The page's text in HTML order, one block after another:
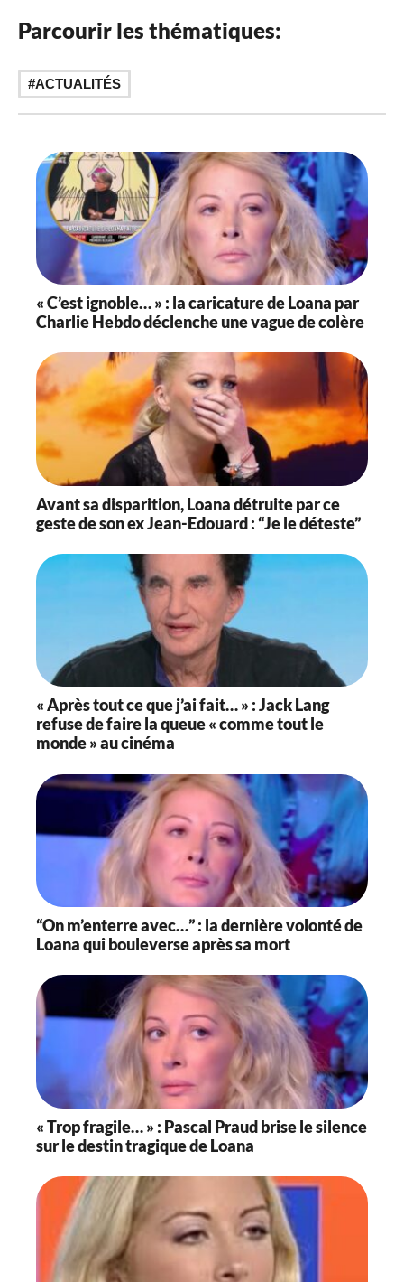
Parcourir les thématiques:
ACTUALITÉS
« C’est ignoble… » : la caricature de Loana par
Charlie Hebdo déclenche une vague de colère
Avant sa disparition, Loana détruite par ce
geste de son ex Jean-Edouard : “Je le déteste”
« Après tout ce que j’ai fait… » : Jack Lang
refuse de faire la queue « comme tout le
monde » au cinéma
“On m’enterre avec…” : la dernière volonté de
Loana qui bouleverse après sa mort
« Trop fragile… » : Pascal Praud brise le silence
sur le destin tragique de Loana